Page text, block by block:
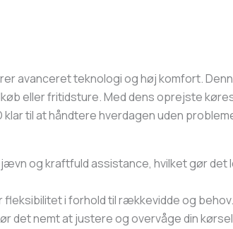
avanceret teknologi og høj komfort.
eller fritidsture. Med dens oprejste
til at håndtere hverdagen uden
og kraftfuld assistance, hvilket gør det
i forhold til rækkevidde og behov.
det nemt at justere og overvåge din